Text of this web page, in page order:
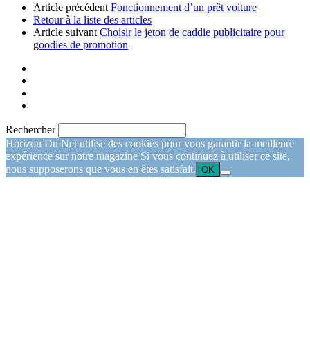
Article précédent Fonctionnement d’un prêt voiture
Retour à la liste des articles
Article suivant Choisir le jeton de caddie publicitaire pour
goodies de promotion
Rechercher
Horizon Du Net utilise des cookies pour vous garantir la meilleure
expérience sur notre magazine Si vous continuez à utiliser ce site,
nous supposerons que vous en êtes satisfait. OK